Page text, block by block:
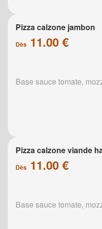
Pizza calzone jambon
Dès 11.00 €
Base sauce tomate,
Pizza calzone viande
Dès 11.00 €
Base sauce tomate,